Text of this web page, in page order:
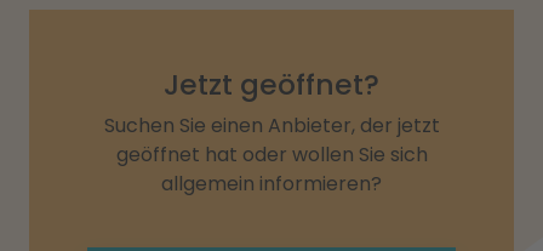
Jetzt geöffnet?
Suchen Sie einen Anbieter, der jetzt
geöffnet hat oder wollen Sie sich
allgemein informieren?